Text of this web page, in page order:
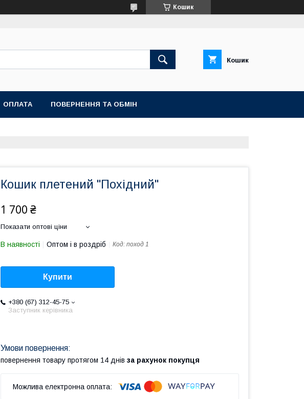
Кошик
Кошик
ОПЛАТА ПОВЕРНЕННЯ ТА ОБМІН
Кошик плетений "Похідний"
1 700 ₴
Показати оптові ціни
В наявності Оптом і в роздріб Код: поход 1
Купити
+380 (67) 312-45-75
Заступник керівника
повернення товару протягом 14 днів за рахунок покупця